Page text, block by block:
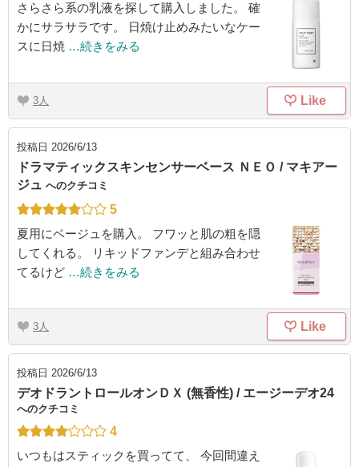
さらさら系の乳液を探して購入しました。 確
かにサラサラです。 日焼け止めみたいなケー
スに日焼 …続きをみる
3 Like
投稿日 2026/6/13
ドラマティックスキンセンサーベース ＮＥＯ / マキアー
ジュ へのクチコミ
5
夏用にベージュを購入。 フワッと肌の粗を隠
してくれる。 リキッドファンデと組み合わせ
てるけど …続きをみる
3 Like
投稿日 2026/6/13
デオドラントロールオンＤＸ (無香性) / エージーデオ24
へのクチコミ
4
いつもはスティックを買ってて、 今回間違え